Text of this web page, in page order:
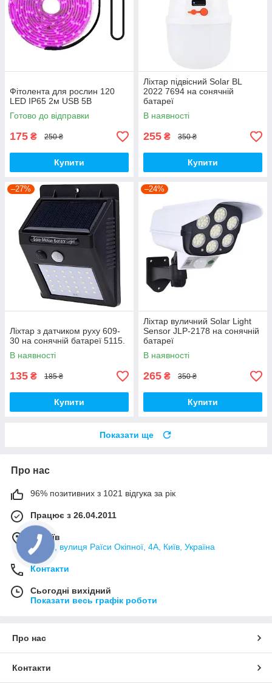
Фітолента для рослин 120
LED IP65 2м USB 5В
Готово до відправки
175 ₴ 250 ₴
Купити
Ліхтар підвісний Solar BL
2022 7694 на сонячній
батареї
В наявності
255 ₴ 350 ₴
Купити
–27%
Ліхтар з датчиком руху 609-
30 на сонячній батареї 5115.
В наявності
135 ₴ 185 ₴
Купити
–24%
Ліхтар вуличний Solar Light
Sensor JLP-2178 на сонячній
батареї
В наявності
265 ₴ 350 ₴
Купити
Показати ще
Про нас
96% позитивних з 1021 відгука за рік
Працює з 26.04.2011
м. Київ
02000, вулиця Раїси Окіпної, 4А, Київ, Україна
Контакти
Сьогодні вихідний
Показати весь графік роботи
Про нас
Контакти